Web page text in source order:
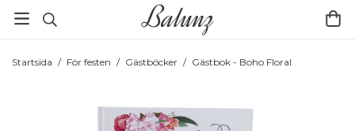
Startsida / För festen / Gästböcker / Gästbok - Boho Floral